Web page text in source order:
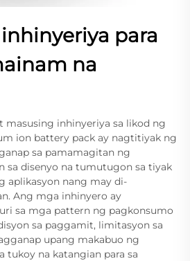
para
na
masusing inhinyeriya sa likod ng
ion battery pack ay nagtitiyak ng
sa pamamagitan ng
sa disenyo na tumutugon sa tiyak
aplikasyon nang may di-
Ang mga inhinyero ay
sa mga pattern ng pagkonsumo
sa paggamit, limitasyon sa
upang makabuo ng
tukoy na katangian para sa